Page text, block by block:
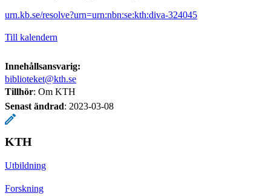
urn.kb.se/resolve?urn=urn:nbn:se:kth:diva-324045
Till kalendern
Innehållsansvarig:
biblioteket@kth.se
Tillhör: Om KTH
Senast ändrad: 2023-03-08
KTH
Utbildning
Forskning